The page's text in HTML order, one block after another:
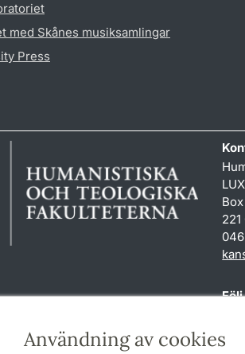
Användning av cookies
med Skånes musiksamlingar
Press
221